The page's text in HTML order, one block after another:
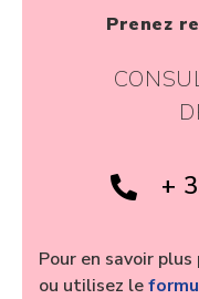
Prenez
+
Pour en savoir
ou utilisez le